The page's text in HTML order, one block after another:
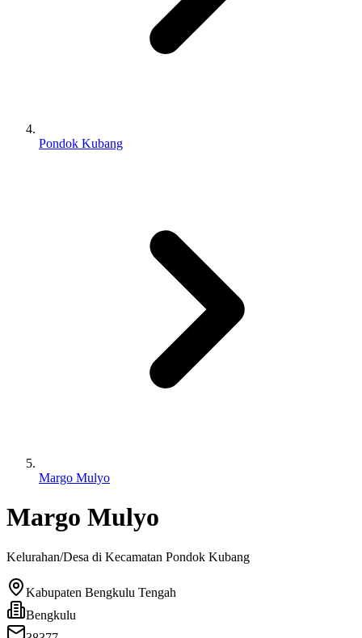
Pondok Kubang
Margo Mulyo
Margo Mulyo
Kelurahan/Desa di Kecamatan Pondok Kubang
Kabupaten Bengkulu Tengah
Bengkulu